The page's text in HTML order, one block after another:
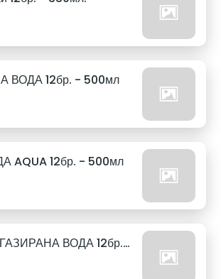
ВОДА 12бр. - 500мл
AQUA 12бр. - 500мл
ЗАМЯНА НА ГАЗИРАНА ВОДА 12бр. - 500мл